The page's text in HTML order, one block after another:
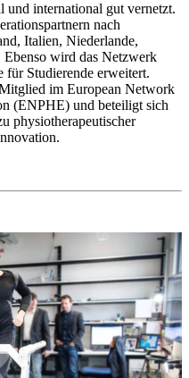
und international gut vernetzt.
nach
Italien, Niederlande,
wird das Netzwerk
für Studierende erweitert.
im European Network
(ENPHE) und beteiligt sich
physiotherapeutischer